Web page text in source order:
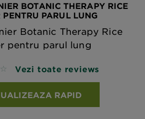
BOTANIC THERAPY RICE
PENTRU PARUL LUNG
Botanic Therapy Rice
pentru parul lung
Vezi toate reviews
RAPID